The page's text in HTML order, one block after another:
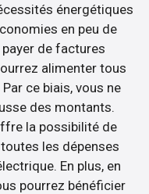
énergétiques
en peu de
payer de factures
alimenter tous
ce biais, vous ne
des montants.
la possibilité de
les dépenses
En plus, en
pourrez bénéficier